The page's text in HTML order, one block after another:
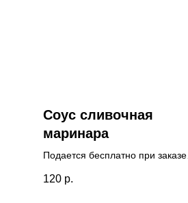
Соус сливочная
маринара
Подается бесплатно при заказе
120 р.